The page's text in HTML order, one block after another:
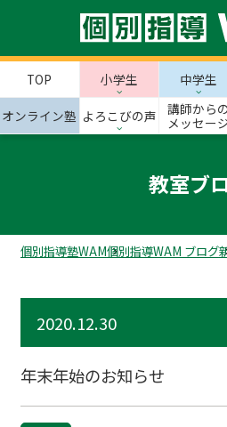
TOP 小学生 中学生
オンライン塾 よろこびの声
講師からの
メッセー
教室ブ
個別指導塾WAM個別指導WAM ブログ
2020.12.30
年末年始のお知らせ